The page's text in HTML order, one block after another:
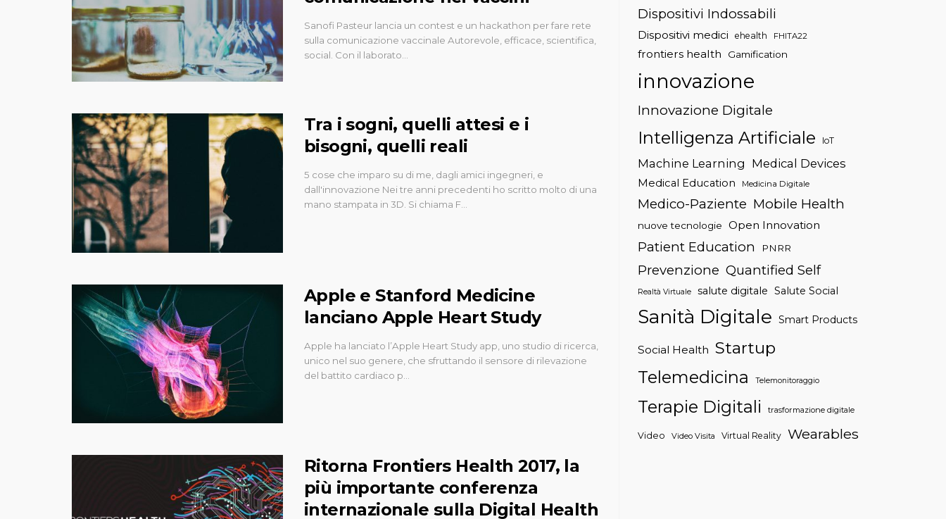
Sanofi Pasteur lancia un contest e un hackathon per fare rete
sulla comunicazione vaccinale Autorevole, efficace, scientifica,
social. Con il laborato…
Tra i sogni, quelli attesi e i
bisogni, quelli reali
5 cose che imparo su di me, dagli amici ingegneri, e
dall'innovazione Nei tre anni precedenti ho scritto molto di una
mano stampata in 3D. Si chiama F…
Apple e Stanford Medicine
lanciano Apple Heart Study
Apple ha lanciato l’Apple Heart Study app, uno studio di ricerca,
unico nel suo genere, che sfruttando il sensore di rilevazione
del battito cardiaco p…
Ritorna Frontiers Health 2017, la
più importante conferenza
internazionale sulla Digital Health
Dispositivi Indossabili
Dispositivi medici ehealth FHITA22
frontiers health Gamification
innovazione
Innovazione Digitale
Intelligenza Artificiale IoT
Machine Learning Medical Devices
Medical Education Medicina Digitale
Medico-Paziente Mobile Health
nuove tecnologie Open Innovation
Patient Education PNRR
Prevenzione Quantified Self
Realtà Virtuale salute digitale Salute Social
Sanità Digitale Smart Products
Social Health Startup
Telemedicina Telemonitoraggio
Terapie Digitali trasformazione digitale
Video Video Visita Virtual Reality Wearables